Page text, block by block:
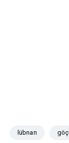
lübnan göç